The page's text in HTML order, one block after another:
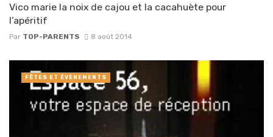
Vico marie la noix de cajou et la cacahuète pour
l’apéritif
Par TOP-PARENTS 8 août 2014
FÊTES ET ÉVÈNEMENTS